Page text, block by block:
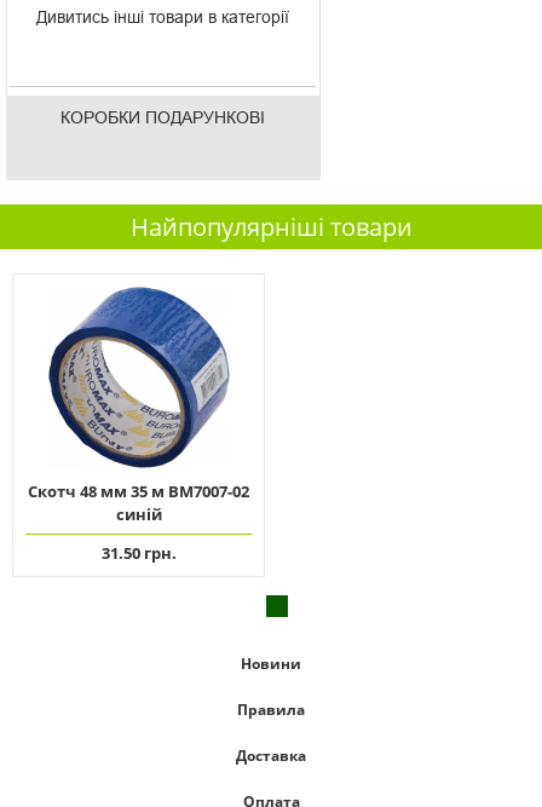
Дивитись інші товари в категорії
КОРОБКИ ПОДАРУНКОВІ
Найпопулярніші товари
Скотч 48 мм 35 м ВМ7007-02
синій
31.50 грн.
Новини
Правила
Доставка
Оплата